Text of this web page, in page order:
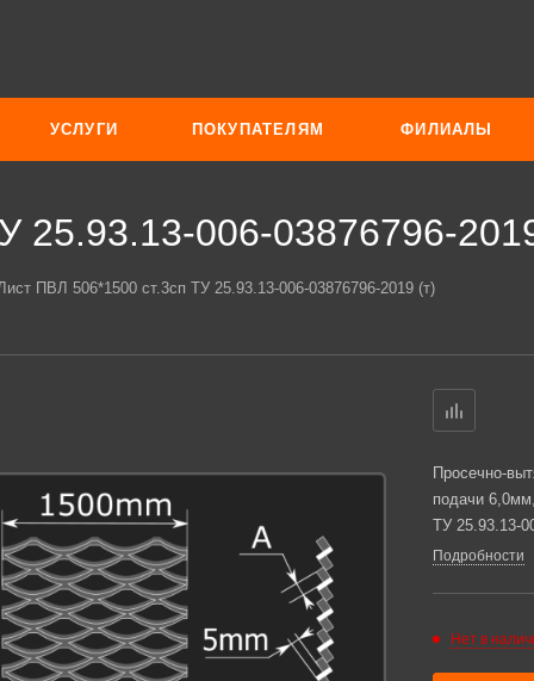
УСЛУГИ ПОКУПАТЕЛЯМ ФИЛИАЛЫ
25.93.13-006-03876796-
ПВЛ 506*1500 ст.3сп ТУ 25.93.13-006-03876796-2019 (т)
Просечно-
подачи
ТУ 25.93.13-
Подробности
Нет в